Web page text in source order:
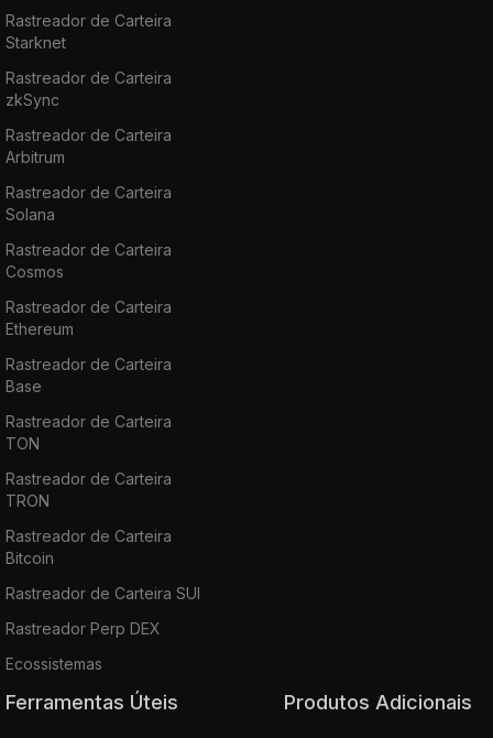
Rastreador de Carteira
Starknet
Rastreador de Carteira
zkSync
Rastreador de Carteira
Arbitrum
Rastreador de Carteira
Solana
Rastreador de Carteira
Cosmos
Rastreador de Carteira
Ethereum
Rastreador de Carteira
Base
Rastreador de Carteira
TON
Rastreador de Carteira
TRON
Rastreador de Carteira
Bitcoin
Rastreador de Carteira SUI
Rastreador Perp DEX
Ecossistemas
Ferramentas Úteis Produtos Adicionais